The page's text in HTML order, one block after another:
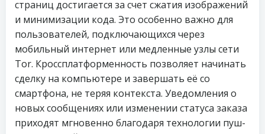
страниц достигается за счет сжатия изображений
и минимизации кода. Это особенно важно для
пользователей, подключающихся через
мобильный интернет или медленные узлы сети
Tor. Кроссплатформенность позволяет начинать
сделку на компьютере и завершать её со
смартфона, не теряя контекста. Уведомления о
новых сообщениях или изменении статуса заказа
приходят мгновенно благодаря технологии пуш-